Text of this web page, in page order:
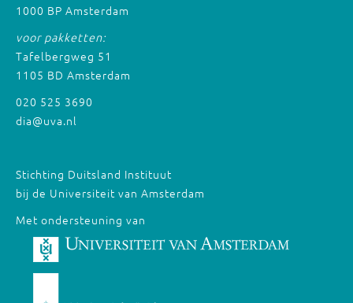
1000 BP Amsterdam
voor pakketten:
Tafelbergweg 51
1105 BD Amsterdam
020 525 3690
dia@uva.nl
Stichting Duitsland Instituut
bij de Universiteit van Amsterdam
Met ondersteuning van